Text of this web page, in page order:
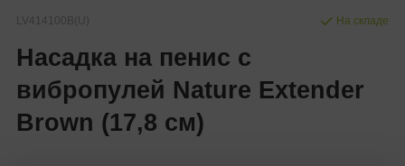
LV414100B(U)
Насадка на пенис с
вибропулей Nature Extender
Brown (17,8 см)
На складе